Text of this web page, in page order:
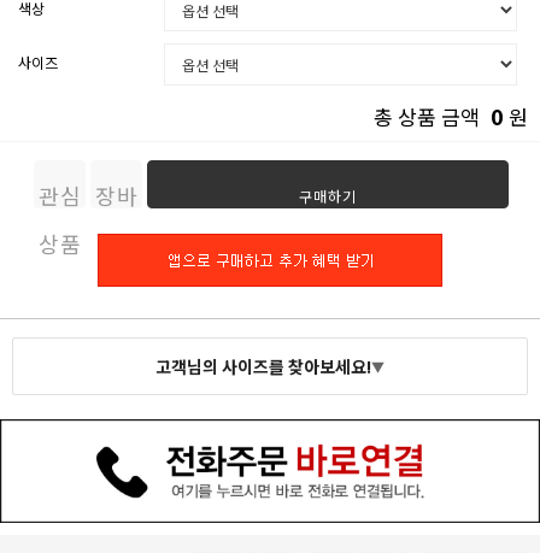
색상
사이즈
총 상품 금액 0 원
관심
상품
장바
구니
구매하기
고객님의 사이즈를 찾아보세요!▼